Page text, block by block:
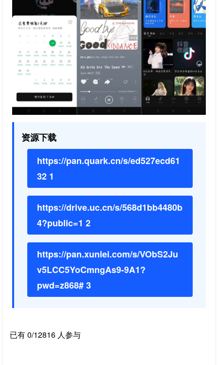
资源下载
https://pan.quark.cn/s/ed527ecd61
32 1
https://drive.uc.cn/s/568d1bb4480b
4?public=1 2
https://pan.xunlei.com/s/VObS2Ju
v5LCC5YoCmngAs9-9A1?
pwd=z868# 3
已有 0/12816 人参与